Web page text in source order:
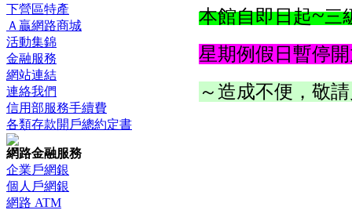
下營區特產
Ａ贏網路商城
活動集錦
金融服務
網站連結
連絡我們
信用部服務手續費
各類存款開戶總約定書
網路金融服務
企業戶網銀
個人戶網銀
網路 ATM
本館自即日起~三
星期例假日暫停
～造成不便，敬